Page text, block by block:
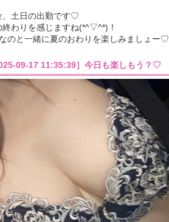
、土日の出勤です♡
終わりを感じますね(*^▽^*)！
のと一緒に夏のおわりを楽しみましょー♡
09-17 11:35:39］今日も楽しもう？♡